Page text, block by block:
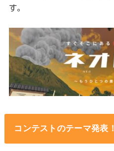
す。
コンテストのテーマ発表！